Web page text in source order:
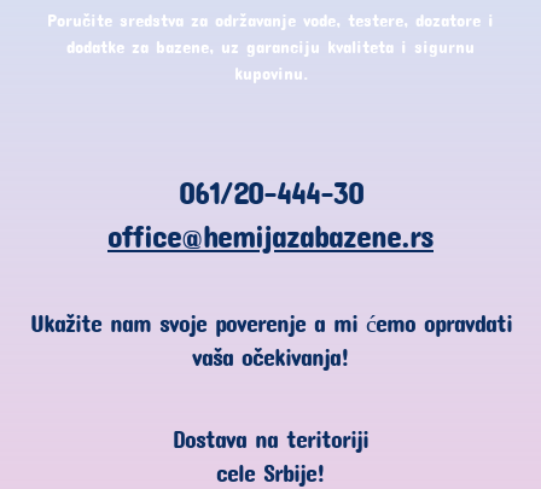
Poručite sredstva za održavanje vode, testere, dozatore i
dodatke za bazene, uz garanciju kvaliteta i sigurnu
kupovinu.
061/20-444-30
office@hemijazabazene.rs
Ukažite nam svoje poverenje a mi ćemo opravdati
vaša očekivanja!
Dostava na teritoriji
cele Srbije!